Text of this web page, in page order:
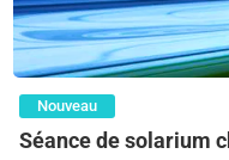
Nouveau
Séance de solarium